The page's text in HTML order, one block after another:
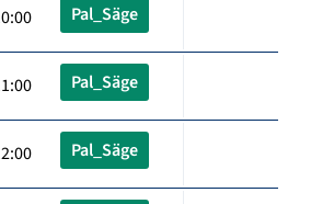
Pal_Säge
Pal_Säge
Pal_Säge